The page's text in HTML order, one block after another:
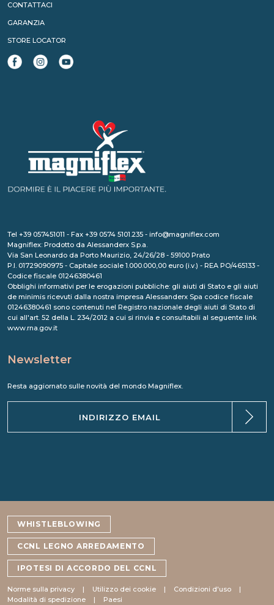
CONTATTACI
GARANZIA
STORE LOCATOR
Tel +39 057451011 - Fax +39 0574 5101.235 - info@magniflex.com
Magniflex: Prodotto da Alessanderx S.p.a.
Via San Leonardo da Porto Maurizio, 24/26/28 - 59100 Prato
P.I. 01729090975 - Capitale sociale 1.000.000,00 euro (i.v.) - REA PO/465133 -
Codice fiscale 01246380461
Obblighi informativi per le erogazioni pubbliche: gli aiuti di Stato e gli aiuti
de minimis ricevuti dalla nostra impresa Alessanderx Spa codice fiscale
01246380461 sono contenuti nel Registro nazionale degli aiuti di Stato di
cui all'art. 52 della L. 234/2012 a cui si rinvia e consultabili al seguente link
www.rna.gov.it
Newsletter
Resta aggiornato sulle novità del mondo Magniflex.
WHISTLEBLOWING
CCNL LEGNO ARREDAMENTO
IPOTESI DI ACCORDO DEL CCNL
Norme sulla privacy Utilizzo dei cookie
Condizioni d'uso
Modalità di spedizione
Paesi